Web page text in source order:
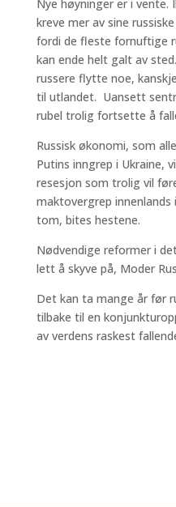
Nye høyninger er i vente.
kreve mer av sine
fordi de fleste fornuftige
kan ende helt galt av
russere flytte noe,
til utlandet. Uansett
rubel trolig fortsette å
Russisk økonomi, som
Putins inngrep i Ukraine,
resesjon som trolig vil
maktovergrep innenlands
tom, bites hestene.
Nødvendige reformer i
lett å skyve på, Moder
Det kan ta mange år før
tilbake til en
av verdens raskest